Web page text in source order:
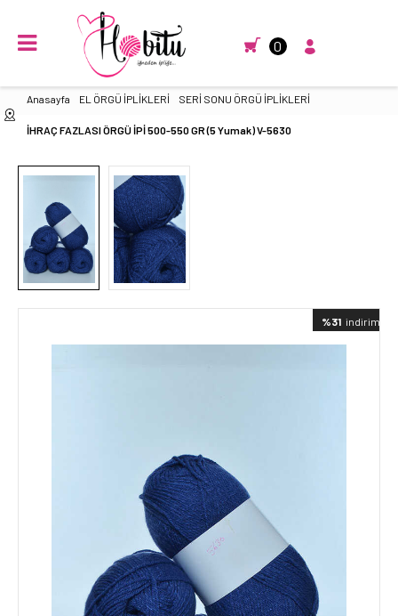
0
Anasayfa EL ÖRGÜ İPLİKLERİ SERİ SONU ÖRGÜ İPLİKLERİ
İHRAÇ FAZLASI ÖRGÜ İPİ 500-550 GR (5 Yumak) V-5630
%31 indirimli